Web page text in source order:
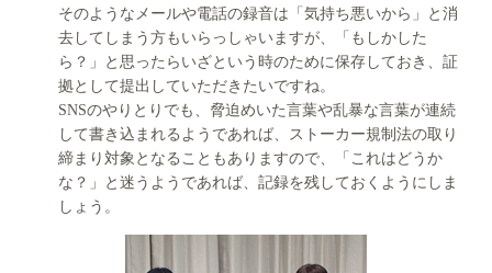
そのようなメールや電話の録音は「気持ち悪いから」と消
去してしまう方もいらっしゃいますが、「もしかした
ら？」と思ったらいざという時のために保存しておき、証
拠として提出していただきたいですね。
SNSのやりとりでも、脅迫めいた言葉や乱暴な言葉が連続
して書き込まれるようであれば、ストーカー規制法の取り
締まり対象となることもありますので、「これはどうか
な？」と迷うようであれば、記録を残しておくようにしま
しょう。